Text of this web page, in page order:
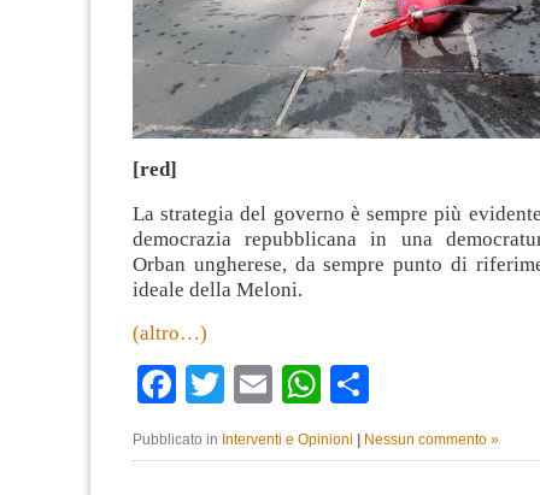
[red]
La strategia del governo è sempre più
democrazia repubblicana in una
Orban ungherese, da sempre punto di
ideale della Meloni.
(altro…)
Facebook
TwitterEmailWhatsApp
Pubblicato in Interventi e Opinioni Nessun commento »